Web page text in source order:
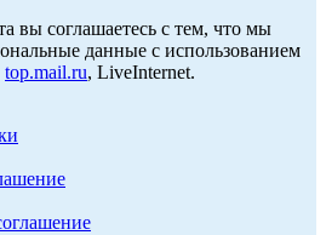
вы соглашаетесь с тем, что мы
данные с использованием
top.mail.ru, LiveInternet.